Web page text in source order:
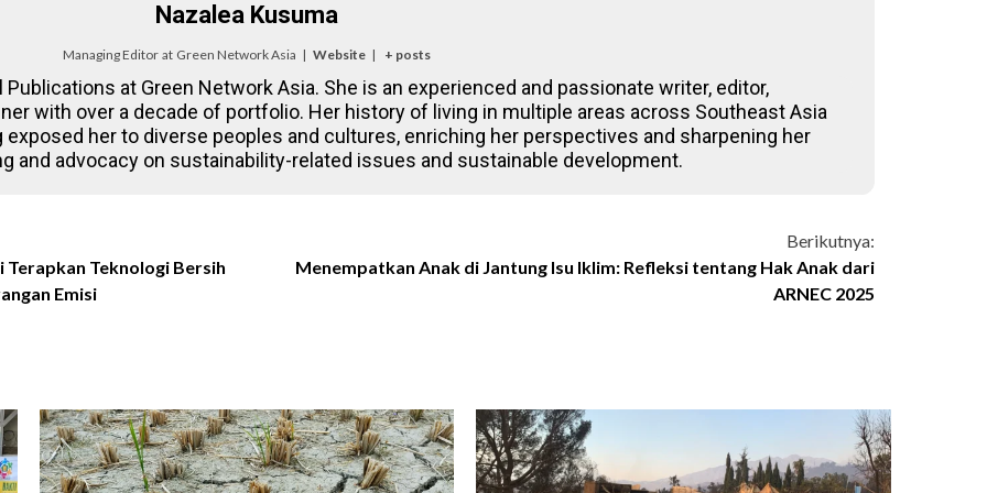
Nazalea Kusuma
Managing Editor at Green Network Asia | Website | + posts
at Green Network Asia. She is an experienced and passionate writer, editor,
with over a decade of portfolio. Her history of living in multiple areas across Southeast Asia
exposed her to diverse peoples and cultures, enriching her perspectives and sharpening her
and advocacy on sustainability-related issues and sustainable development.
Teknologi Bersih
Emisi
Berikutnya:
Menempatkan Anak di Jantung Isu Iklim: Refleksi tentang Hak Anak dari
ARNEC 2025